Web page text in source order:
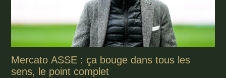
Mercato ASSE : ça bouge dans tous les
sens, le point complet